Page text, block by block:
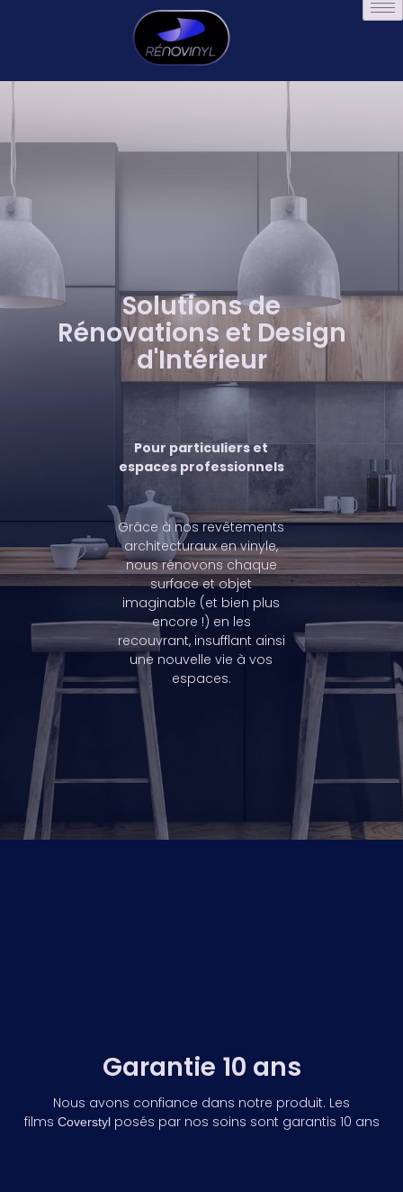
Solutions de
Rénovations et Design
d'Intérieur
Pour particuliers et
espaces professionnels
Grâce à nos revêtements
architecturaux en vinyle,
nous rénovons chaque
surface et objet
imaginable (et bien plus
encore !) en les
recouvrant, insufflant ainsi
une nouvelle vie à vos
espaces.
Garantie 10 ans
Nous avons confiance dans notre produit. Les
films Coverstylposés par nos soins sont garantis 10 ans